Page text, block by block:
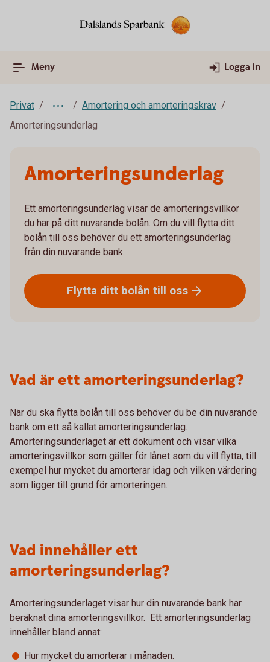
Meny Logga in
Privat
Amortering och amorteringskrav
Amorteringsunderlag
Amorteringsunderlag
Ett amorteringsunderlag visar de amorteringsvillkor
du har på ditt nuvarande bolån. Om du vill flytta ditt
bolån till oss behöver du ett amorteringsunderlag
från din nuvarande bank.
Flytta ditt bolån till oss
Vad är ett amorteringsunderlag?
När du ska flytta bolån till oss behöver du be din nuvarande
bank om ett så kallat amorteringsunderlag.
Amorteringsunderlaget är ett dokument och visar vilka
amorteringsvillkor som gäller för lånet som du vill flytta, till
exempel hur mycket du amorterar idag och vilken värdering
som ligger till grund för amorteringen.
Vad innehåller ett
amorteringsunderlag?
Amorteringsunderlaget visar hur din nuvarande bank har
beräknat dina amorteringsvillkor. Ett amorteringsunderlag
innehåller bland annat:
Hur mycket du amorterar i månaden.